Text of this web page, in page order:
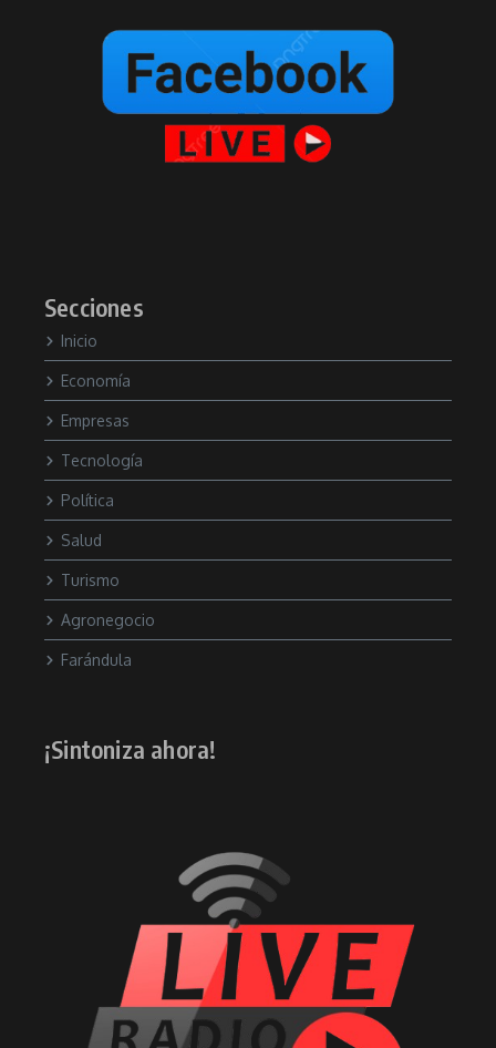
Secciones
Inicio
Economía
Empresas
Tecnología
Política
Salud
Turismo
Agronegocio
Farándula
¡Sintoniza ahora!